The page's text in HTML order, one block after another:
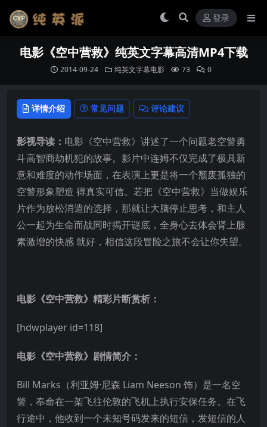
登录
电影《空中营救》纯英文字幕高清MP4下载
2014-09-24 纯英文字幕电影 73 0
详情介绍 常见问题 评论建议
影视导读： 电影《空中营救》讲述了一个问题老空警勇
斗高智商劫机犯的故事。影片中连姆不仅完成了极具新
意和难度的动作场面，在表演上更是将一个颓废孤独的
空警形象塑造 得真实可信。若把《空中营救》当做娱乐
片作为放松消遣的选择，那就让大脑停止思考，和主人
公一起为生命而战同时揭开谜底，全身心去体会肾上腺
素激增的快感 就好，相信这段冒险之旅不会让你失望。
电影《空中营救》精彩片断赏析：
[hdwplayer id=118]
电影《空中营救》剧情简介：
Bill Marks（利亚姆·尼森 Liam Neeson 饰）是一名空
警，奉命在一架飞往伦敦的飞机上执行安保任务。在飞
行途中，他收到一个未知号码发来的短信，发短信的人